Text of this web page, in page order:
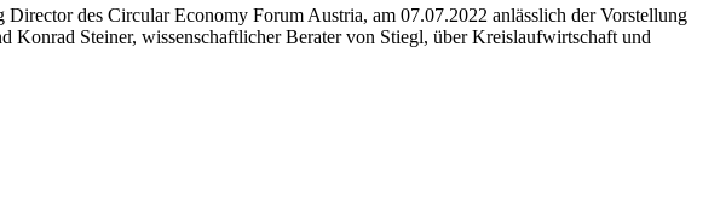
des Circular Economy Forum Austria, am 07.07.2022 anlässlich der Vorstellung
Konrad Steiner, wissenschaftlicher Berater von Stiegl, über Kreislaufwirtschaft und